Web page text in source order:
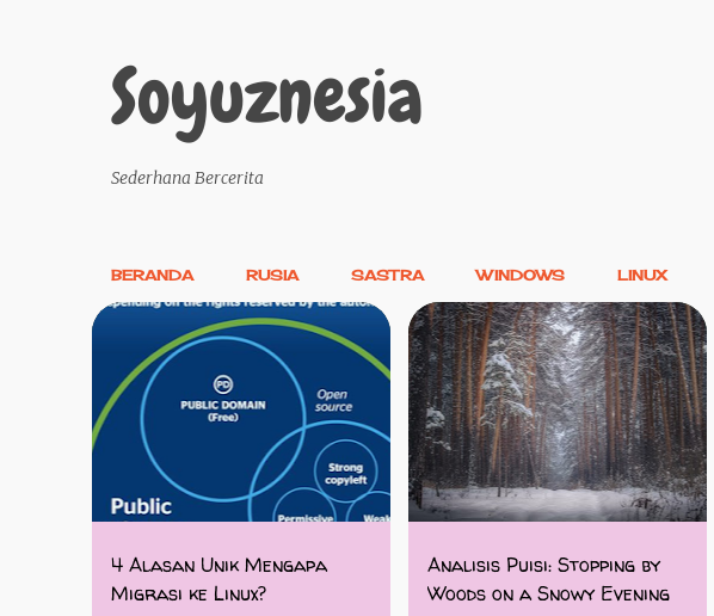
Soyuznesia
Sederhana Bercerita
BERANDA RUSIA SASTRA WINDOWS LINUX
s
t
n
4 Alasan Unik Mengapa
Migrasi ke Linux?
SOFTWARE TEKNOLOGI
Analisis Puisi: Stopping by
Woods on a Snowy Evening
AMERIKA ANALISIS PUISI
KESASTRAAN +
PUISI